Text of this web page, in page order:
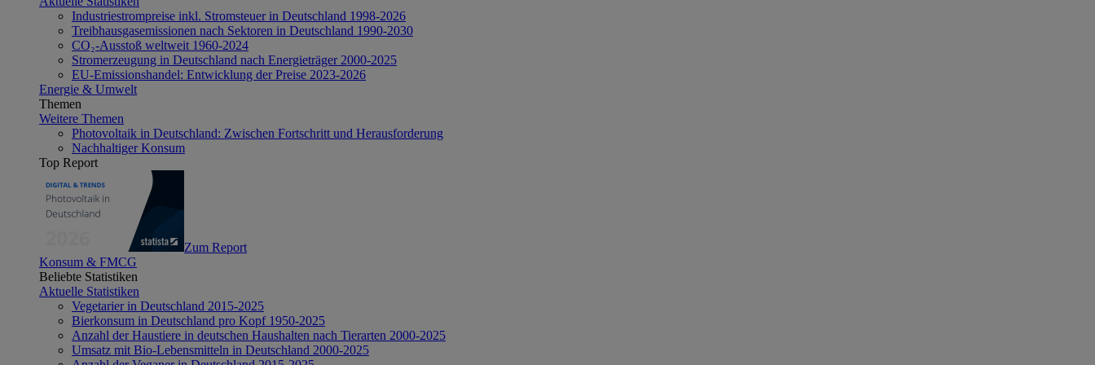
Industriestrompreise inkl. Stromsteuer in Deutschland 1998-2026
Treibhausgasemissionen nach Sektoren in Deutschland 1990-2030
CO₂-Ausstoß weltweit 1960-2024
Stromerzeugung in Deutschland nach Energieträger 2000-2025
EU-Emissionshandel: Entwicklung der Preise 2023-2026
Energie & Umwelt
Themen
Weitere Themen
Photovoltaik in Deutschland: Zwischen Fortschritt und Herausforderung
Nachhaltiger Konsum
Top Report
Zum Report
Konsum & FMCG
Beliebte Statistiken
Aktuelle Statistiken
Vegetarier in Deutschland 2015-2025
Bierkonsum in Deutschland pro Kopf 1950-2025
Anzahl der Haustiere in deutschen Haushalten nach Tierarten 2000-2025
Umsatz mit Bio-Lebensmitteln in Deutschland 2000-2025